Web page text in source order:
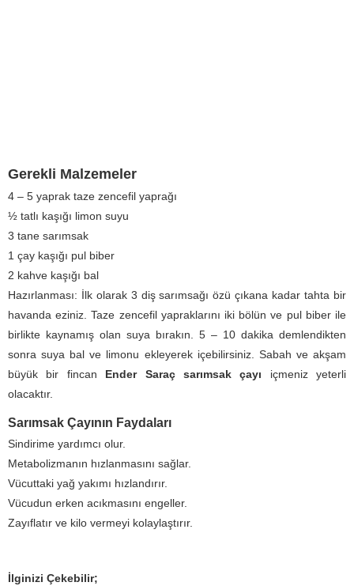
Gerekli Malzemeler
4 – 5 yaprak taze zencefil yaprağı
½ tatlı kaşığı limon suyu
3 tane sarımsak
1 çay kaşığı pul biber
2 kahve kaşığı bal
Hazırlanması: İlk olarak 3 diş sarımsağı özü çıkana kadar tahta bir
havanda eziniz. Taze zencefil yapraklarını iki bölün ve pul biber ile
birlikte kaynamış olan suya bırakın. 5 – 10 dakika demlendikten
sonra suya bal ve limonu ekleyerek içebilirsiniz. Sabah ve akşam
büyük bir fincan Ender Saraç sarımsak çayı içmeniz yeterli
olacaktır.
Sarımsak Çayının Faydaları
Sindirime yardımcı olur.
Metabolizmanın hızlanmasını sağlar.
Vücuttaki yağ yakımı hızlandırır.
Vücudun erken acıkmasını engeller.
Zayıflatır ve kilo vermeyi kolaylaştırır.
İlginizi Çekebilir;